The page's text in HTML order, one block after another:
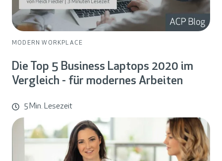
MODERN WORKPLACE
Die Top 5 Business Laptops 2020 im
Vergleich - für modernes Arbeiten
5 Min. Lesezeit